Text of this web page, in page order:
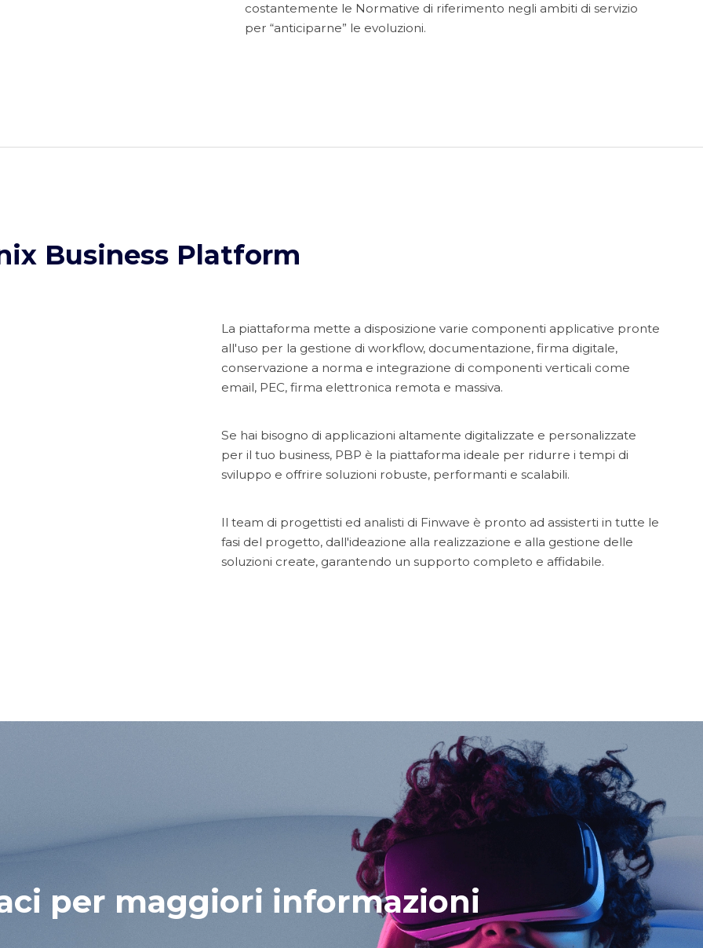
costantemente le Normative di riferimento negli ambiti di servizio
per “anticiparne” le evoluzioni.
Business Platform
La piattaforma mette a disposizione varie componenti applicative pronte
all'uso per la gestione di workflow, documentazione, firma digitale,
conservazione a norma e integrazione di componenti verticali come
email, PEC, firma elettronica remota e massiva.
Se hai bisogno di applicazioni altamente digitalizzate e personalizzate
per il tuo business, PBP è la piattaforma ideale per ridurre i tempi di
sviluppo e offrire soluzioni robuste, performanti e scalabili.
Il team di progettisti ed analisti di Finwave è pronto ad assisterti in tutte le
fasi del progetto, dall'ideazione alla realizzazione e alla gestione delle
soluzioni create, garantendo un supporto completo e affidabile.
per maggiori informazioni